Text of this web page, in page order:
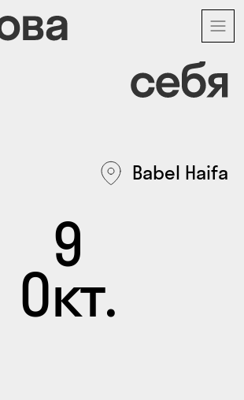
Babel Haifa
9
Окт.